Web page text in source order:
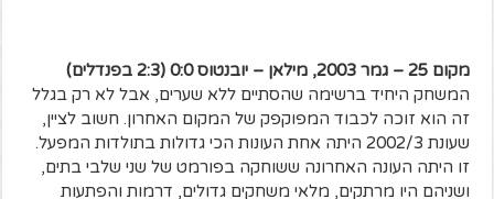
מקום 25 – גמר 2003, מילאן – יובנטוס 0:0 (2:3 בפנדלים)
המשחק היחיד ברשימה שהסתיים ללא שערים, אבל לא רק בגלל
זה הוא זוכה לכבוד המפוקפק של המקום האחרון. חשוב לציין,
שעונת 2002/3 היתה אחת העונות הכי גדולות בתולדות המפעל.
זו היתה העונה האחרונה ששוחקה בפורמט של שני שלבי בתים,
ושניהם היו מרתקים, מלאי משחקים גדולים, דרמות והפתעות